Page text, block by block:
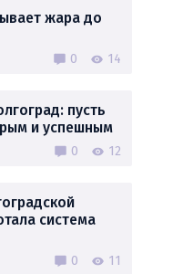
жара до
0 14
пусть
и успешным
0 12
система
0 11